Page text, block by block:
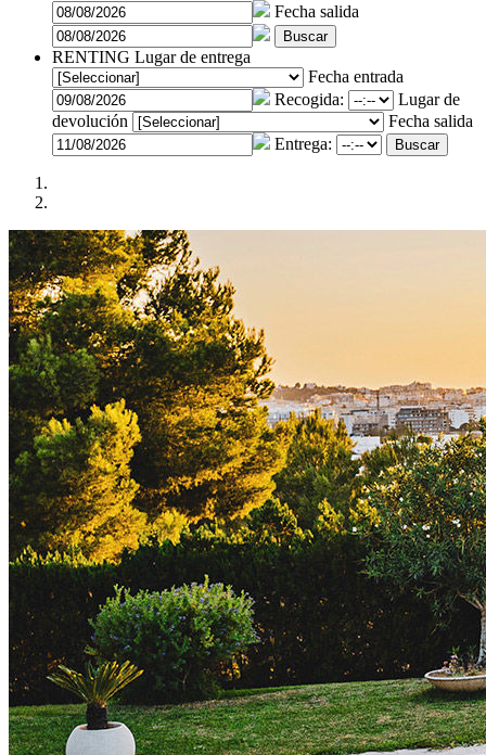
Fecha salida
RENTING Lugar de entrega
Fecha entrada
Recogida:
Lugar de
devolución
Fecha salida
Entrega:
Buscar